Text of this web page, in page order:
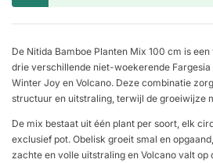
De Nitida Bamboe Planten Mix 100 cm is
drie verschillende niet-woekerende Fargesia
Winter Joy en Volcano. Deze combinatie
structuur en uitstraling, terwijl de groeiwijze
De mix bestaat uit één plant per soort, elk
exclusief pot. Obelisk groeit smal en
zachte en volle uitstraling en Volcano valt op